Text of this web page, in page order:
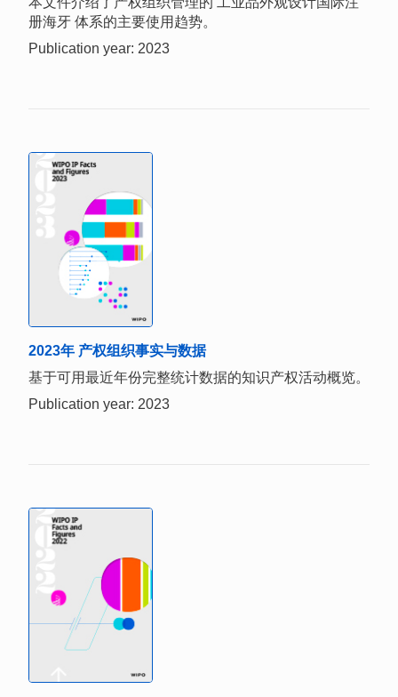
册海牙 体系的主要使用趋势。
Publication year: 2023
2023年 产权组织事实与数据
基于可用最近年份完整统计数据的知识产权活动概览。
Publication year: 2023